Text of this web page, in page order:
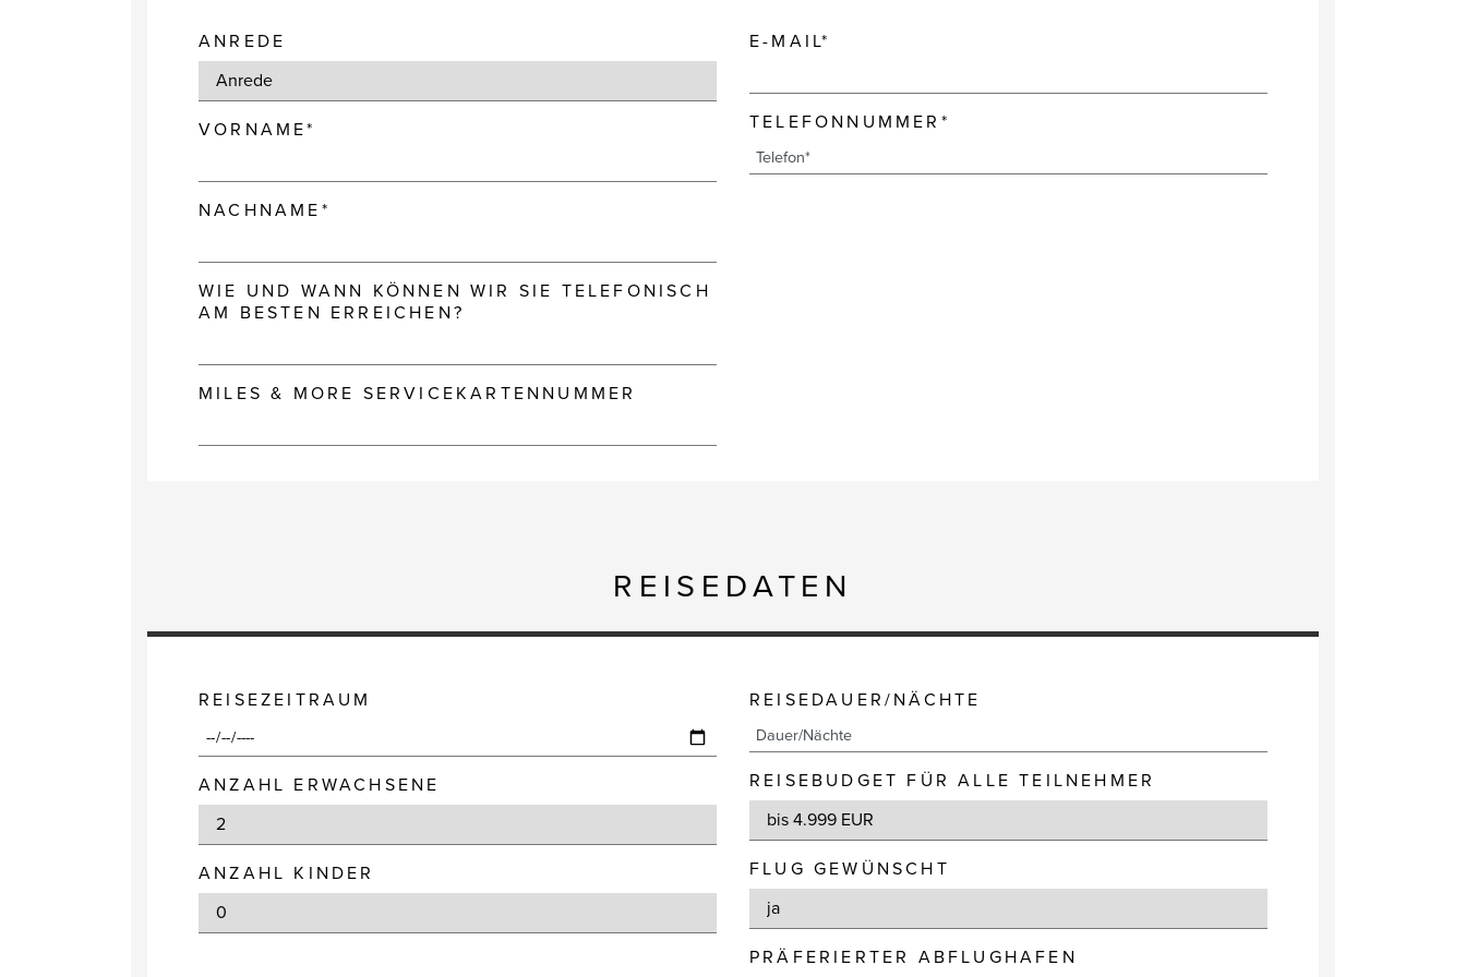
ANREDE
VORNAME*
NACHNAME*
E-MAIL*
TELEFONNUMMER*
WIE UND WANN KÖNNEN WIR SIE TELEFONISCH
AM BESTEN ERREICHEN?
MILES & MORE SERVICEKARTENNUMMER
REISEDATEN
REISEZEITRAUM
ANZAHL ERWACHSENE
ANZAHL KINDER
REISEDAUER/NÄCHTE
REISEBUDGET FÜR ALLE TEILNEHMER
FLUG GEWÜNSCHT
PRÄFERIERTER ABFLUGHAFEN